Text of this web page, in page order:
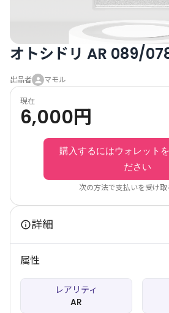
オトシドリ AR 089/
出品者 マモル
現在
6,000円
購入するにはウォレット
ださい
次の方法で支払いを受け取
詳細
属性
レアリティ
AR